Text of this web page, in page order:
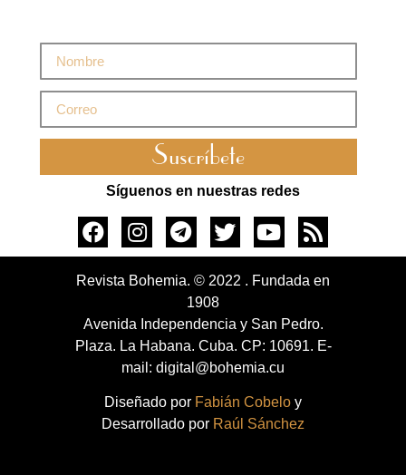
Suscríbete
Síguenos en nuestras redes
Revista Bohemia. © 2022 . Fundada en
1908
Avenida Independencia y San Pedro.
Plaza. La Habana. Cuba. CP: 10691. E-
mail: digital@bohemia.cu
Diseñado por Fabián Cobelo y
Desarrollado por Raúl Sánchez